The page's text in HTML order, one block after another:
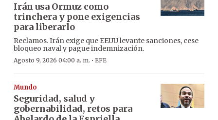
Irán usa Ormuz como
trinchera y pone exigencias
para liberarlo
Reclamos. Irán exige que EEUU levante sanciones, cese
bloqueo naval y pague indemnización.
Agosto 9, 2026 04:00 a. m. · EFE
Mundo
Seguridad, salud y
gobernabilidad, retos para